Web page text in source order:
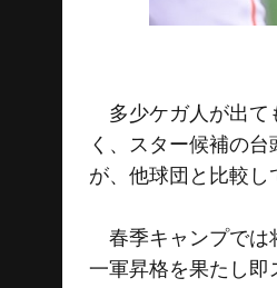
多少ケガ人が出て
く、スター候補の
が、他球団と比較し
春季キャンプでは
一軍昇格を果たし